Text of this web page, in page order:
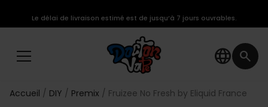
language search
Le délai de livraison estimé est de jusqu’à 7 jours ouvrables.
Accueil DIY Premix Fruizee No Fresh by Eliquid France